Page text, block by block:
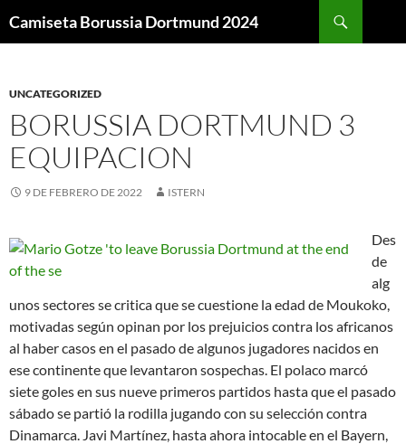
Camiseta Borussia Dortmund 2024
UNCATEGORIZED
BORUSSIA DORTMUND 3
EQUIPACION
9 DE FEBRERO DE 2022 ISTERN
Des
de
alg
unos sectores se critica que se cuestione la edad de Moukoko,
motivadas según opinan por los prejuicios contra los africanos
al haber casos en el pasado de algunos jugadores nacidos en
ese continente que levantaron sospechas. El polaco marcó
siete goles en sus nueve primeros partidos hasta que el pasado
sábado se partió la rodilla jugando con su selección contra
Dinamarca. Javi Martínez, hasta ahora intocable en el Bayern,